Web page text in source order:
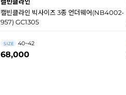
캘빈클라인 빅사이즈 3종 언더웨어(NB4002-
957) GC1305
SIZE 40~42
68,000